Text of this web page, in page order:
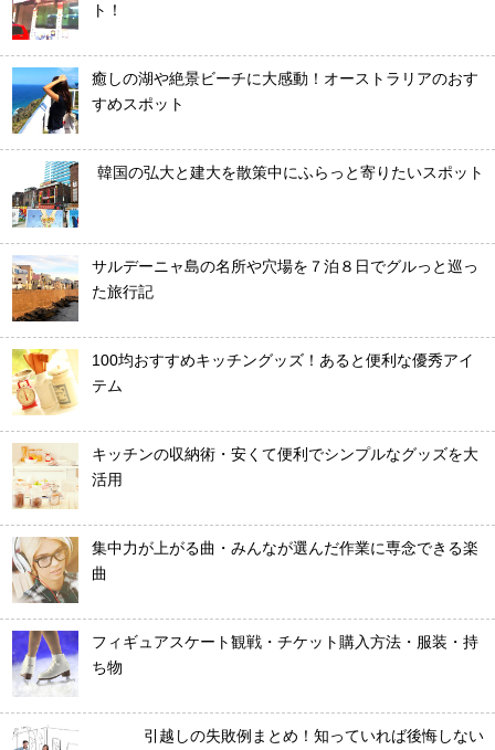
ト！
癒しの湖や絶景ビーチに大感動！オーストラリアのおす
すめスポット
韓国の弘大と建大を散策中にふらっと寄りたいスポット
サルデーニャ島の名所や穴場を７泊８日でグルっと巡っ
た旅行記
100均おすすめキッチングッズ！あると便利な優秀アイ
テム
キッチンの収納術・安くて便利でシンプルなグッズを大
活用
集中力が上がる曲・みんなが選んだ作業に専念できる楽
曲
フィギュアスケート観戦・チケット購入方法・服装・持
ち物
引越しの失敗例まとめ！知っていれば後悔しない